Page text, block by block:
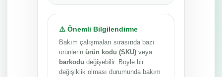
⚠️ Önemli Bilgilendirme
Bakım çalışmaları sırasında bazı
ürünlerin ürün kodu (SKU) veya
barkodu değişebilir. Böyle bir
değişiklik olması durumunda bakım